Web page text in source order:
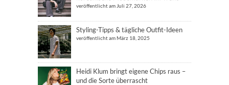
veröffentlicht am Juli 27, 2026
Styling-Tipps & tägliche Outfit-Ideen
veröffentlicht am März 18, 2025
Heidi Klum bringt eigene Chips raus –
und die Sorte überrascht